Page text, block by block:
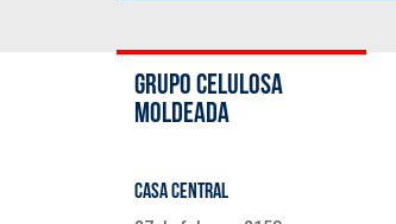
GRUPO CELULOSA
MOLDEADA
CASA CENTRAL